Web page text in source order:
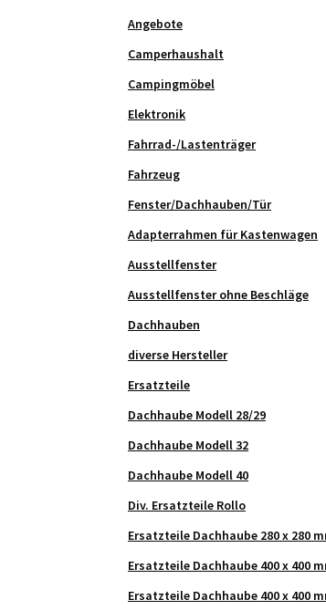
Angebote
Camperhaushalt
Campingmöbel
Elektronik
Fahrrad-/Lastenträger
Fahrzeug
Fenster/Dachhauben/Tür
Adapterrahmen für Kastenwagen
Ausstellfenster
Ausstellfenster ohne Beschläge
Dachhauben
diverse Hersteller
Ersatzteile
Dachhaube Modell 28/29
Dachhaube Modell 32
Dachhaube Modell 40
Div. Ersatzteile Rollo
Ersatzteile Dachhaube 280 x 280
Ersatzteile Dachhaube 400 x 400
Ersatzteile Dachhaube 400 x 400